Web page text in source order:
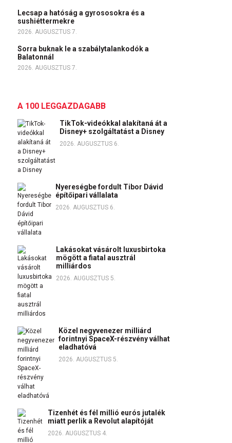
Lecsap a hatóság a gyrososokra és a
sushiéttermekre
2026. AUGUSZTUS 7.
Sorra buknak le a szabálytalankodók a
Balatonnál
2026. AUGUSZTUS 7.
A 100 LEGGAZDAGABB
TikTok-videókkal alakítaná át a
Disney+ szolgáltatást a Disney
2026. AUGUSZTUS 6.
Nyereségbe fordult Tibor Dávid
építőipari vállalata
2026. AUGUSZTUS 6.
Lakásokat vásárolt luxusbirtoka
mögött a fiatal ausztrál
milliárdos
2026. AUGUSZTUS 5.
Közel negyvenezer milliárd
forintnyi SpaceX-részvény válhat
eladhatóvá
2026. AUGUSZTUS 5.
Tizenhét és fél millió eurós jutalék
miatt perlik a Revolut alapítóját
2026. AUGUSZTUS 4.